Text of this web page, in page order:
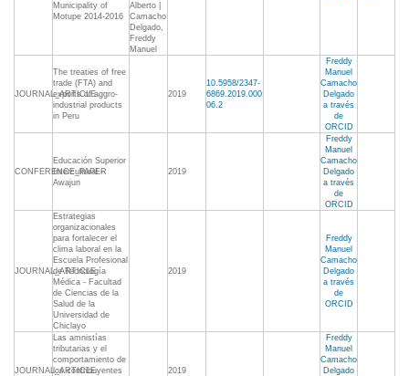
Municipality of
Motupe 2014-2016
Alberto |
Camacho
Delgado,
Freddy
Manuel
JOURNAL_ARTICLE
The treaties of free
trade (FTA) and
exports of aggro-
industrial products
in Peru
2019
10.5958/2347-
6869.2019.000
06.2
Freddy
Manuel
Camacho
Delgado
a través
de
ORCID
CONFERENCE_PAPER
Educación Superior
Intercultural -
Awajun
2019
Freddy
Manuel
Camacho
Delgado
a través
de
ORCID
JOURNAL_ARTICLE
Estrategias
organizacionales
para fortalecer el
clima laboral en la
Escuela Profesional
de Tecnología
Médica - Facultad
de Ciencias de la
Salud de la
Universidad de
Chiclayo
2019
Freddy
Manuel
Camacho
Delgado
a través
de
ORCID
JOURNAL_ARTICLE
Las amnistías
tributarias y el
comportamiento de
los contribuyentes
2019
Freddy
Manuel
Camacho
Delgado